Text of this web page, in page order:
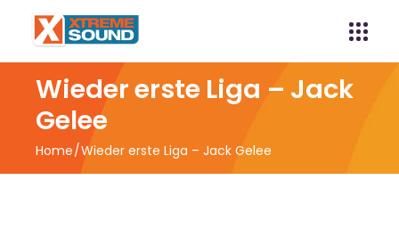
Wieder erste Liga – Jack
Gelee
Home Wieder erste Liga – Jack Gelee